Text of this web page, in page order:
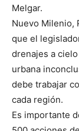
Melgar.
Nuevo Milenio,
que el
drenajes a
urbana
debe trabajar
cada región.
Es importante